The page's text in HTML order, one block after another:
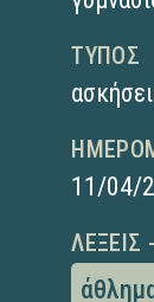
ΤΎΠΟΣ
11/04/
ΛΈΞΕΙΣ